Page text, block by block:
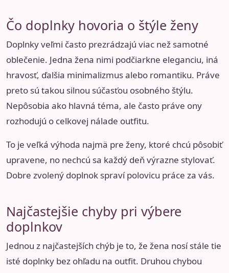
Čo doplnky hovoria o štýle ženy
Doplnky veľmi často prezrádzajú viac než samotné
oblečenie. Jedna žena nimi podčiarkne eleganciu, iná
hravosť, ďalšia minimalizmus alebo romantiku. Práve
preto sú takou silnou súčasťou osobného štýlu.
Nepôsobia ako hlavná téma, ale často práve ony
rozhodujú o celkovej nálade outfitu.
To je veľká výhoda najmä pre ženy, ktoré chcú pôsobiť
upravene, no nechcú sa každý deň výrazne stylovať.
Dobre zvolený doplnok spraví polovicu práce za vás.
Najčastejšie chyby pri výbere
doplnkov
Jednou z najčastejších chýb je to, že žena nosí stále tie
isté doplnky bez ohľadu na outfit. Druhou chybou